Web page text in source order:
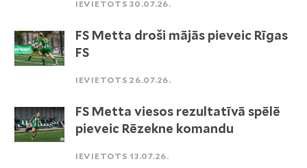
IEVIETOTS 30.07.26.
FS Metta droši mājās pieveic Rīgas
FS
IEVIETOTS 26.07.26.
FS Metta viesos rezultatīvā spēlē
pieveic Rēzekne komandu
IEVIETOTS 13.07.26.